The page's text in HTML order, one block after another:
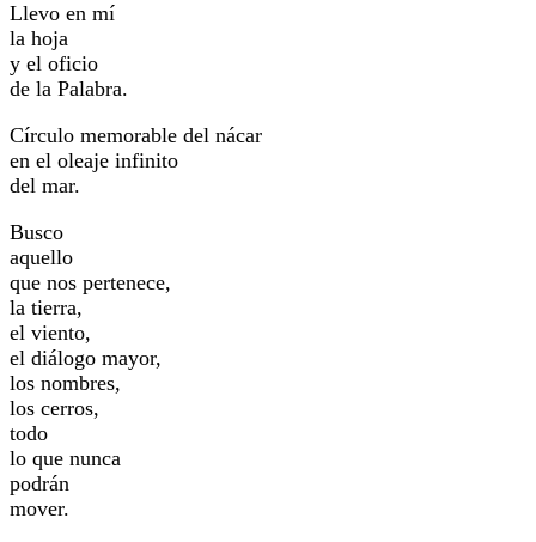
Llevo en mí
la hoja
y el oficio
de la Palabra.
Círculo memorable del nácar
en el oleaje infinito
del mar.
Busco
aquello
que nos pertenece,
la tierra,
el viento,
el diálogo mayor,
los nombres,
los cerros,
todo
lo que nunca
podrán
mover.